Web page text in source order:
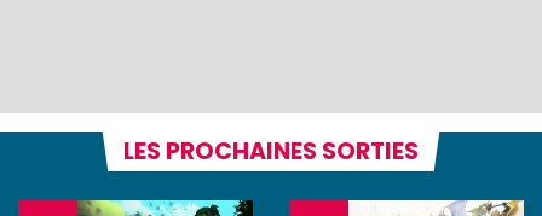
LES PROCHAINES SORTIES